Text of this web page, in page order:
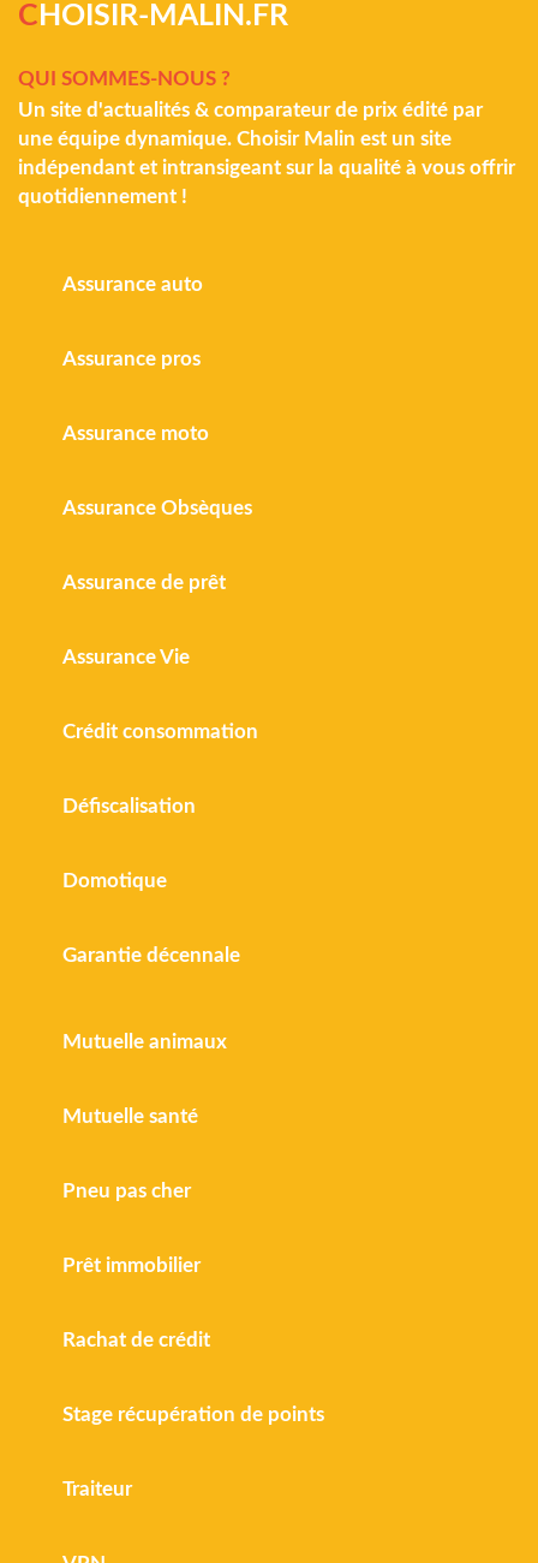
C HOISIR-MALIN.FR
QUI SOMMES-NOUS ?
Un site d'actualités & comparateur de prix édité par
une équipe dynamique. Choisir Malin est un site
indépendant et intransigeant sur la qualité à vous offrir
quotidiennement !
Assurance auto
Assurance pros
Assurance moto
Assurance Obsèques
Assurance de prêt
Assurance Vie
Crédit consommation
Défiscalisation
Domotique
Garantie décennale
Mutuelle animaux
Mutuelle santé
Pneu pas cher
Prêt immobilier
Rachat de crédit
Stage récupération de points
Traiteur